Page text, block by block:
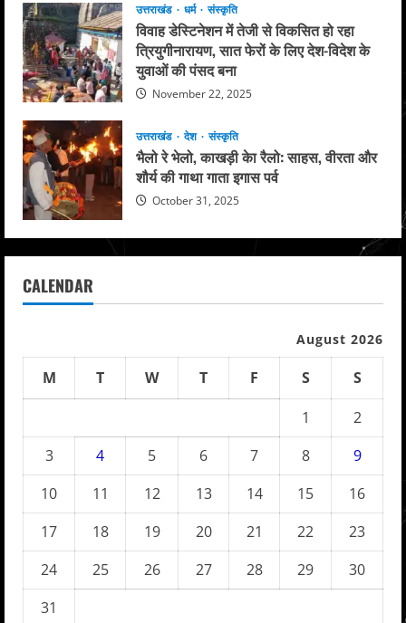
उत्तराखंड धर्म संस्कृति
विवाह डेस्टिनेशन में तेजी से विकसित हो रहा
त्रियुगीनारायण, सात फेरों के लिए देश-विदेश के
युवाओं की पंसद बना
November 22, 2025
उत्तराखंड देश संस्कृति
भैलो रे भेलो, काखड़ी केा रैलो: साहस, वीरता और
शौर्य की गाथा गाता इगास पर्व
October 31, 2025
CALENDAR
August 2026
M T W T F S
S
1
2
3
4 5 6 7 8
9
10
11 12 13 14 15
16
17
18 19 20 21 22
23
24
25 26 27 28 29
30
31